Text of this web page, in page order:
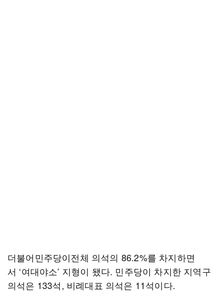
더불어민주당이전체 의석의 86.2%를 차지하면
서 ‘여대야소’ 지형이 됐다. 민주당이 차지한 지역구
의석은 133석, 비례대표 의석은 11석이다.